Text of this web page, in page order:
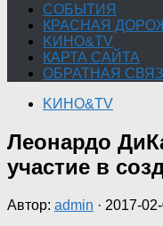
СОБЫТИЯ
КРАСНАЯ
KИНО&TV
КАРТА САЙТА
ОБРАТНАЯ
KИНО&TV
Леонардо
участие в
Автор: admin · 2017-